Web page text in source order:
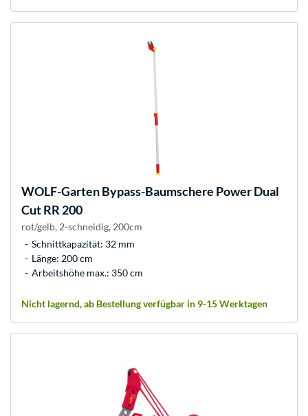
WOLF-GartenBypass-Baumschere Power Dual
Cut RR 200
rot/gelb, 2-schneidig, 200cm
Schnittkapazität: 32 mm
Länge: 200 cm
Arbeitshöhe max.: 350 cm
Nicht lagernd, ab Bestellung verfügbar in 9-15 Werktagen